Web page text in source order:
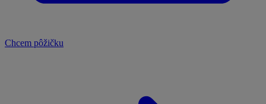
Chcem pôžičku